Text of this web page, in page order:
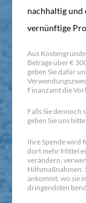
nachhaltig und
vernünftige
Aus
Beträge über €
geben Sie dafür
Finanzamt die
Falls Sie dennoch
geben Sie uns
Ihre Spende wird
dort mehr Mittel
verändern,
Hilfsmaßnahmen.
ankommt, wo sie
dringendsten